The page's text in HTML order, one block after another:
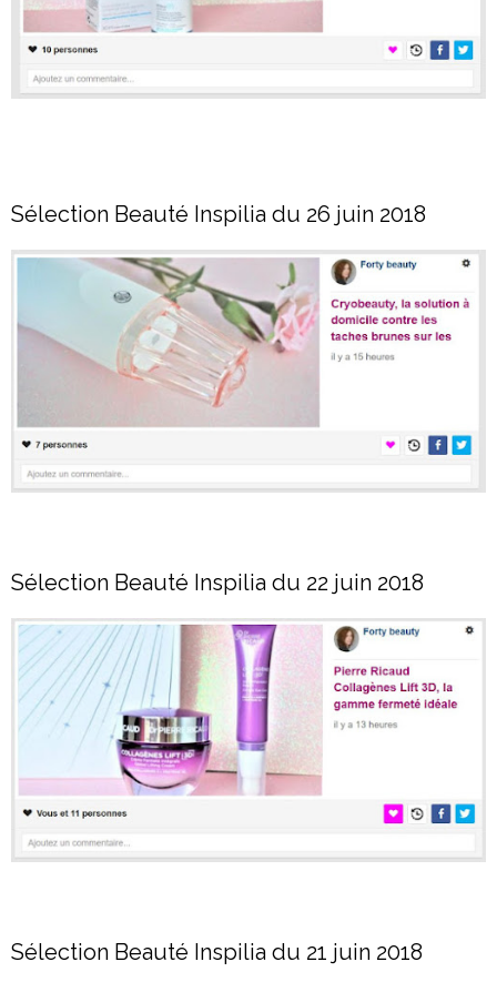
Sélection Beauté Inspilia du 26 juin 2018
Sélection Beauté Inspilia du 22 juin 2018
Sélection Beauté Inspilia du 21 juin 2018